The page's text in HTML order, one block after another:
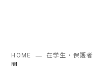
HOME 在学生・保護者